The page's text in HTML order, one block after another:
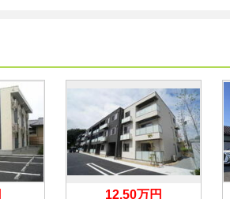
12.50万円